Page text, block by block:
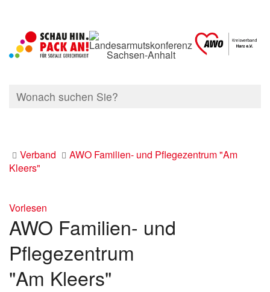
Verband
AWO Familien- und Pflegezentrum "Am
Kleers"
Vorlesen
AWO Familien- und
Pflegezentrum
"Am Kleers"